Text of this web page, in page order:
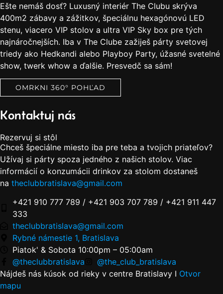
Ešte nemáš dosť? Luxusný interiér The Clubu skrýva
400m2 zábavy a zážitkov, špeciálnu hexagónovú LED
stenu, viacero VIP stolov a ultra VIP Sky box pre tých
najnáročnejších. Iba v The Clube zažiješ párty svetovej
triedy ako Hedkandi alebo Playboy Party, úžasné svetelné
show, twerk whow a ďalšie. Presvedč sa sám!
OMRKNI 360° POHĽAD
Kontaktuj nás
Rezervuj si stôl
Chceš špeciálne miesto iba pre teba a tvojich priateľov?
Užívaj si párty spoza jedného z našich stolov. Viac
informácií o konzumácii drinkov za stolom dostaneš
na theclubbratislava@gmail.com
+421 910 777 789 / +421 903 707 789 / +421 911 447
333
theclubbratislava@gmail.com
Rybné námestie 1, Bratislava
Piatok' & Sobota 10:00pm – 05:00am
@theclubbratislava
@the_club_bratislava
Nájdeš nás kúsok od rieky v centre Bratislavy I Otvor
mapu